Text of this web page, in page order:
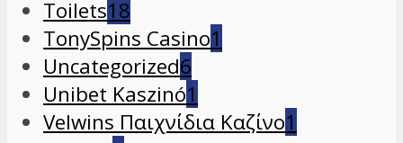
Toilets18
TonySpins Casino1
Uncategorized6
Unibet Kaszinó1
Velwins Παιχνίδια Καζίνο1